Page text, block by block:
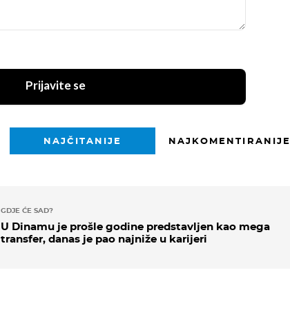
Prijavite se
NAJČITANIJE NAJKOMENTIRANIJE
GDJE ĆE SAD?
U Dinamu je prošle godine predstavljen kao mega
transfer, danas je pao najniže u karijeri